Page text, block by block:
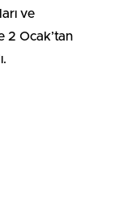
ve
2 Ocak’tan